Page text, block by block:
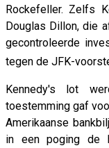
Rockefeller. Zelfs
Douglas Dillon, die
gecontroleerde
tegen de JFK-
Kennedy's lot
toestemming gaf
Amerikaanse
in een poging de